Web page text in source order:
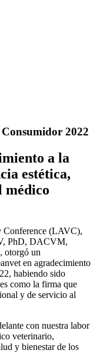
2022
a la
estética,
médico
Conference (LAVC),
PhD, DACVM,
otorgó un
en agradecimiento
habiendo sido
como la firma que
y de servicio al
con nuestra labor
veterinario,
y bienestar de los